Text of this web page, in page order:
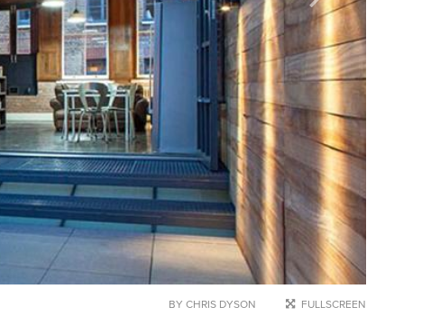
BY CHRIS DYSON FULLSCREEN